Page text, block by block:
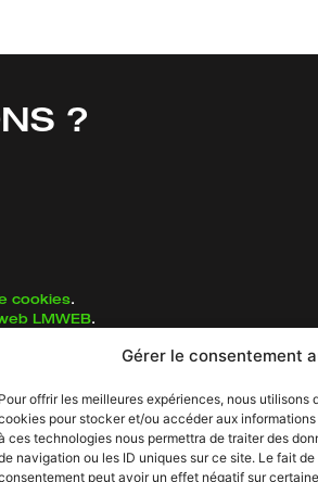
Gérer le consentement
Pour offrir les meilleures expériences, nous utilisons
pour stocker et/ou accéder aux
ces technologies nous permettra de traiter des
navigation ou les ID uniques sur ce site. Le fait
peut avoir un effet négatif sur
?
cookies.
LMWEB.